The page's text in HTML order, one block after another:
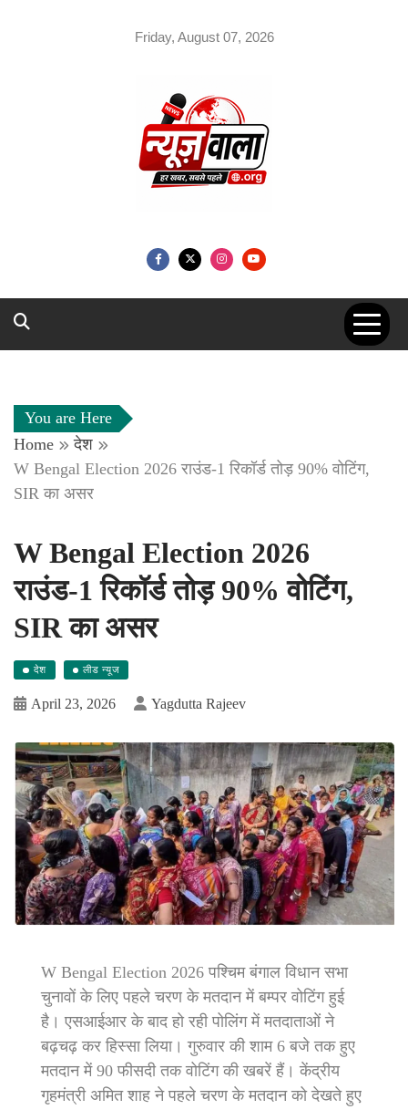
Friday, August 07, 2026
You are Here
Home
देश
W Bengal Election 2026 राउंड-1 रिकॉर्ड तोड़ 90% वोटिंग,
SIR का असर
W Bengal Election 2026
राउंड-1 रिकॉर्ड तोड़ 90% वोटिंग,
SIR का असर
देश लीड न्यूज
April 23, 2026 Yagdutta Rajeev
W Bengal Election 2026 पश्चिम बंगाल विधान सभा
चुनावों के लिए पहले चरण के मतदान में बम्पर वोटिंग हुई
है। एसआईआर के बाद हो रही पोलिंग में मतदाताओं ने
बढ़चढ़ कर हिस्सा लिया। गुरुवार की शाम 6 बजे तक हुए
मतदान में 90 फीसदी तक वोटिंग की खबरें हैं। केंद्रीय
गृहमंत्री अमित शाह ने पहले चरण के मतदान को देखते हुए